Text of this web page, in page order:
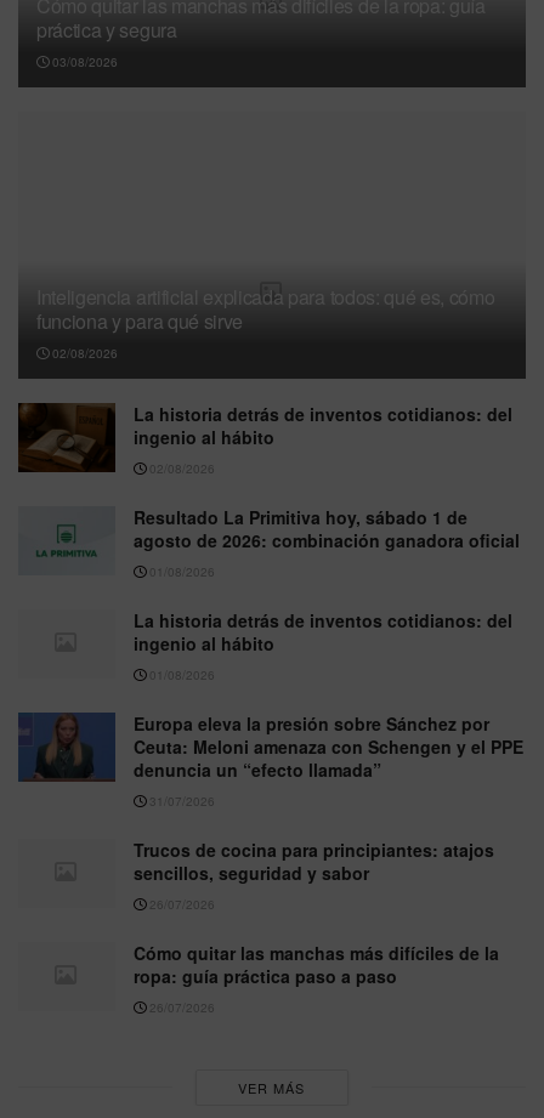
práctica y segura
03/08/2026
Inteligencia artificial explicada para todos: qué es, cómo
funciona y para qué sirve
02/08/2026
La historia detrás de inventos cotidianos: del
ingenio al hábito
02/08/2026
Resultado La Primitiva hoy, sábado 1 de
agosto de 2026: combinación ganadora oficial
01/08/2026
La historia detrás de inventos cotidianos: del
ingenio al hábito
01/08/2026
Europa eleva la presión sobre Sánchez por
Ceuta: Meloni amenaza con Schengen y el PPE
denuncia un “efecto llamada”
31/07/2026
Trucos de cocina para principiantes: atajos
sencillos, seguridad y sabor
26/07/2026
Cómo quitar las manchas más difíciles de la
ropa: guía práctica paso a paso
26/07/2026
VER MÁS